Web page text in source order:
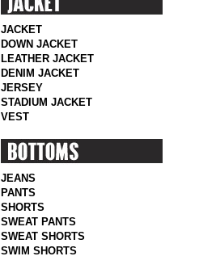
JACKET
DOWN JACKET
LEATHER JACKET
DENIM JACKET
JERSEY
STADIUM JACKET
VEST
JEANS
PANTS
SHORTS
SWEAT PANTS
SWEAT SHORTS
SWIM SHORTS